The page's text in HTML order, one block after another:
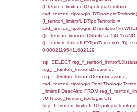
f_territori_limitrofi
executionMS: